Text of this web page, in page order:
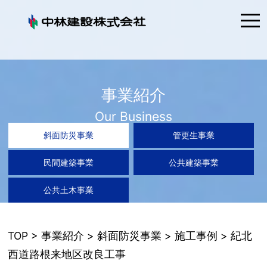
事業紹介
Our Business
斜面防災事業 管更生事業
民間建築事業 公共建築事業
公共土木事業
TOP >事業紹介 >斜面防災事業 >施工事例 > 紀北
西道路根来地区改良工事